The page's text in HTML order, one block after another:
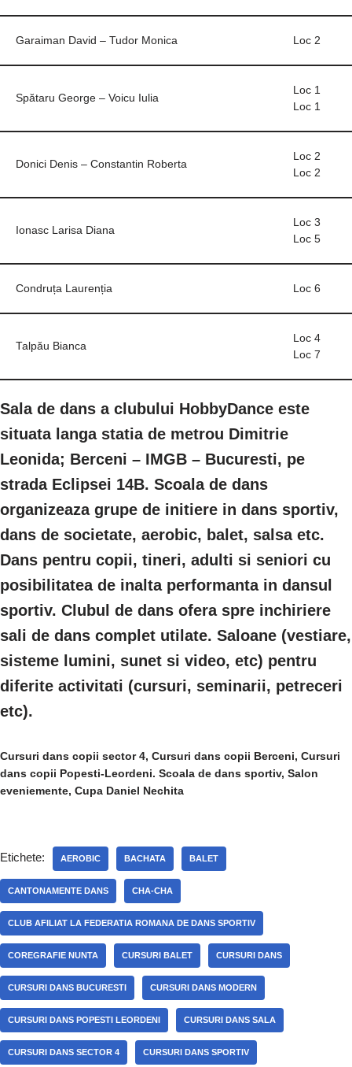
Garaiman David – Tudor Monica Loc 2
Spătaru George – Voicu Iulia
Loc 1
Loc 1
Donici Denis – Constantin Roberta
Loc 2
Loc 2
Ionasc Larisa Diana
Loc 3
Loc 5
Condruța Laurenția Loc 6
Talpău Bianca
Loc 4
Loc 7
Sala de dans a clubului HobbyDance este
situata langa statia de metrou Dimitrie
Leonida; Berceni – IMGB – Bucuresti, pe
strada Eclipsei 14B. Scoala de dans
organizeaza grupe de initiere in dans sportiv,
dans de societate, aerobic, balet, salsa etc.
Dans pentru copii, tineri, adulti si seniori cu
posibilitatea de inalta performanta in dansul
sportiv. Clubul de dans ofera spre inchiriere
sali de dans complet utilate. Saloane (vestiare,
sisteme lumini, sunet si video, etc) pentru
diferite activitati (cursuri, seminarii, petreceri
etc).
Cursuri dans copii sector 4, Cursuri dans copii Berceni, Cursuri
dans copii Popesti-Leordeni. Scoala de dans sportiv, Salon
eveniemente, Cupa Daniel Nechita
Etichete: AEROBIC BACHATA BALET
CANTONAMENTE DANS CHA-CHA
CLUB AFILIAT LA FEDERATIA ROMANA DE DANS SPORTIV
COREGRAFIE NUNTA CURSURI BALET CURSURI DANS
CURSURI DANS BUCURESTI CURSURI DANS MODERN
CURSURI DANS POPESTI LEORDENI CURSURI DANS SALA
CURSURI DANS SECTOR 4 CURSURI DANS SPORTIV